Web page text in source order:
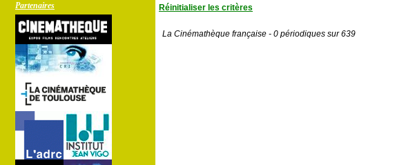
Partenaires
Réinitialiser les critères
La Cinémathèque française - 0 périodiques sur 639